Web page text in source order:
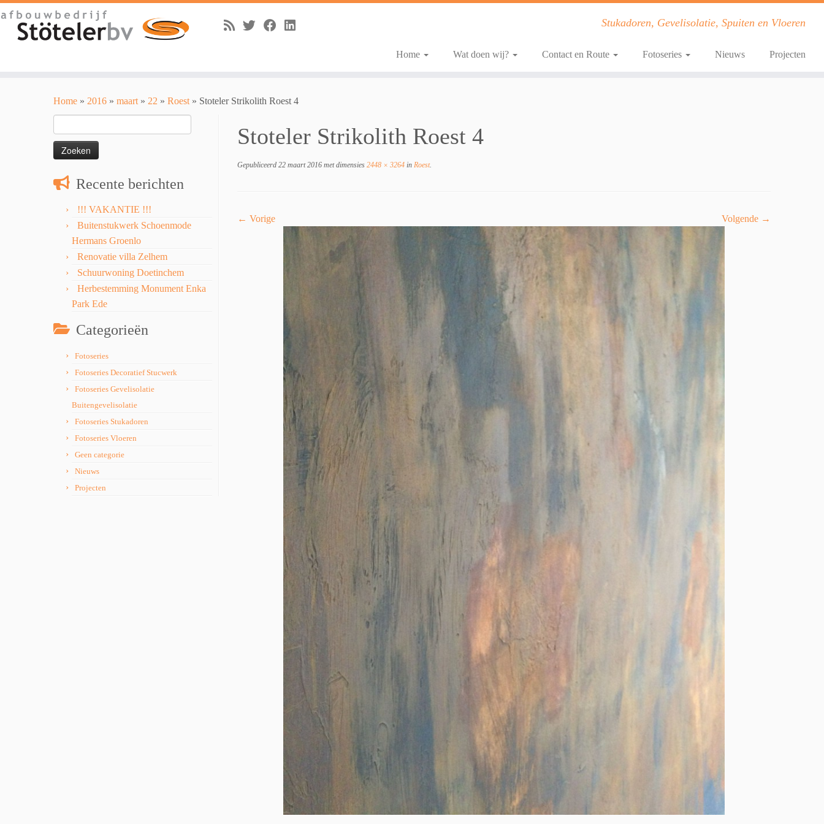
Stukadoren, Gevelisolatie, Spuiten en Vloeren
Home Wat doen wij? Contact en Route Fotoseries Nieuws Projecten
Home » 2016 » maart » 22 » Roest » Stoteler Strikolith Roest 4
naar:
Recente berichten
!!! VAKANTIE !!!
Buitenstukwerk Schoenmode
Hermans Groenlo
Renovatie villa Zelhem
Schuurwoning Doetinchem
Herbestemming Monument Enka
Park Ede
Categorieën
Fotoseries
Fotoseries Decoratief Stucwerk
Fotoseries Gevelisolatie
Buitengevelisolatie
Fotoseries Stukadoren
Fotoseries Vloeren
Geen categorie
Nieuws
Projecten
Stoteler Strikolith Roest 4
Gepubliceerd 22 maart 2016 met dimensies 2448 × 3264 in Roest.
← Vorige Volgende →